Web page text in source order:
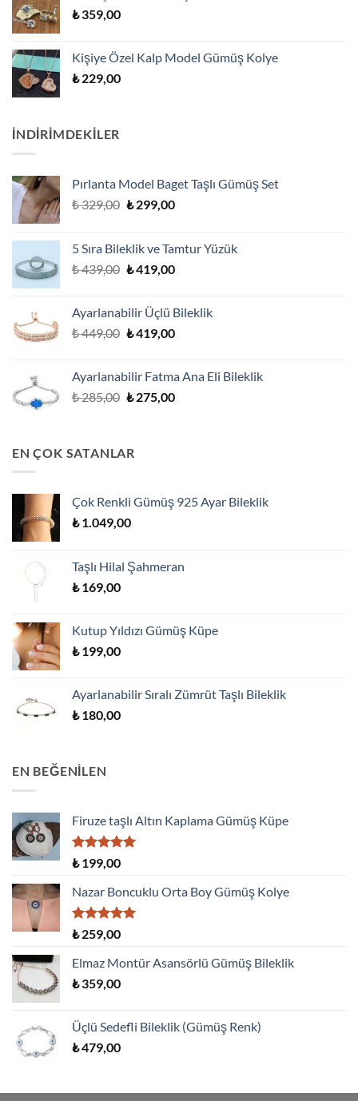
₺359,00
Kişiye Özel Kalp Model Gümüş Kolye
₺229,00
İNDİRİMDEKİLER
Pırlanta Model Baget Taşlı Gümüş Set
₺329,00 Orijinal
₺299,00Şu
₺ 299,00.
5 Sıra Bileklik ve Tamtur Yüzük
₺439,00 Orijinal
₺419,00Şu
₺ 419,00.
Ayarlanabilir Üçlü Bileklik
₺449,00 Orijinal
₺419,00Şu
₺ 419,00.
Ayarlanabilir Fatma Ana Eli Bileklik
₺285,00 Orijinal
₺275,00Şu
EN ÇOK SATANLAR
Çok Renkli Gümüş 925 Ayar Bileklik
₺1.049,00
Taşlı Hilal Şahmeran
₺169,00
Kutup Yıldızı Gümüş Küpe
₺199,00
Ayarlanabilir Sıralı Zümrüt Taşlı Bileklik
₺180,00
EN BEĞENILEN
Firuze taşlı Altın Kaplama Gümüş Küpe
5 üzerinden
oy
aldı
₺199,00
Nazar Boncuklu Orta Boy Gümüş Kolye
5 üzerinden
oy
aldı
₺259,00
Elmaz Montür Asansörlü Gümüş Bileklik
₺359,00
Üçlü Sedefli Bileklik (Gümüş Renk)
₺479,00